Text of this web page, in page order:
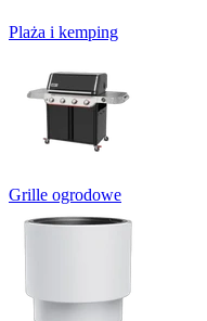
Plaża i kemping
Grille ogrodowe